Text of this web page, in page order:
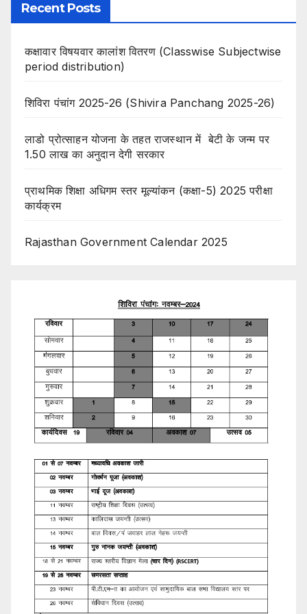
Recent Posts
कक्षावार विषयवार कालांश वितरण (Classwise Subjectwise
period distribution)
शिविरा पंचांग 2025-26 (Shivira Panchang 2025-26)
लाडो प्रोत्साहन योजना के तहत राजस्थान में बेटी के जन्म पर
1.50 लाख का अनुदान देगी सरकार
प्राथमिक शिक्षा अधिगम स्तर मूल्यांकन (कक्षा-5) 2025 परीक्षा
कार्यक्रम
Rajasthan Government Calendar 2025